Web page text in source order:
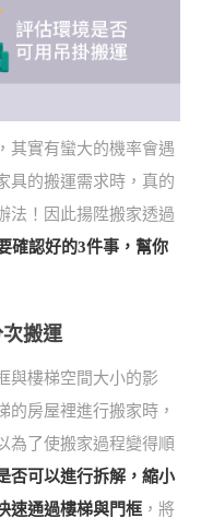
其實有蠻大的機率會遇
具的搬運需求時，真的
法！因此揚陞搬家透過
確認好的3件事，幫你
搬運
與樓梯空間大小的影
的房屋裡進行搬家時，
為了使搬家過程變得順
否可以進行拆解，縮小
速通過樓梯與門框，將